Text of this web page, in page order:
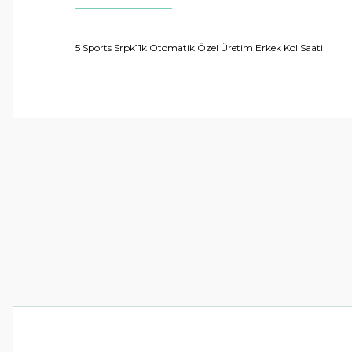
5 Sports Srpk11k Otomatik Özel Üretim Erkek Kol Saati